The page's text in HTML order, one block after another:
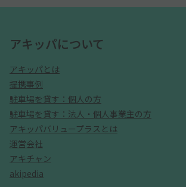
アキッパについて
アキッパとは
提携事例
駐車場を貸す：個人の方
駐車場を貸す：法人・個人事業主の方
アキッパバリュープラスとは
運営会社
アキチャン
akipedia